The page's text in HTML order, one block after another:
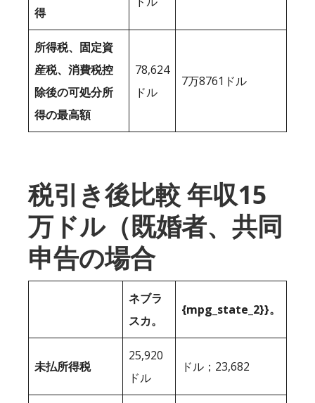
得
所得税、固定資
産税、消費税控
除後の可処分所
得の最高額
78,624
ドル
7万8761ドル
税引き後比較 年収15
万ドル（既婚者、共同
申告の場合
ネブラ
スカ。
{mpg_state_2}}。
未払所得税
25,920
ドル
ドル；23,682